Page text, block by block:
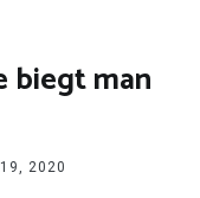
biegt man
2020